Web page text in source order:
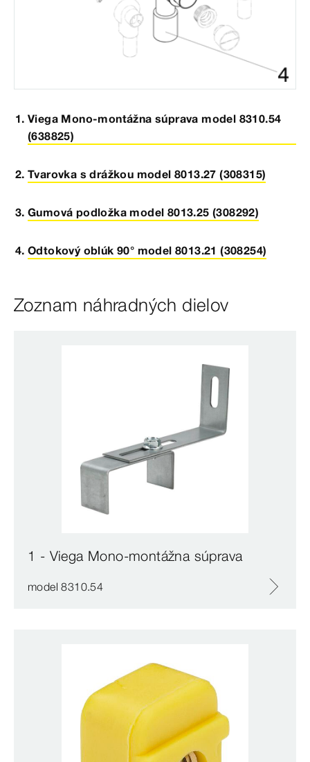
Viega Mono-montážna súprava model 8310.54
(638825)
Tvarovka s drážkou model 8013.27 (308315)
Gumová podložka model 8013.25 (308292)
Odtokový oblúk 90° model 8013.21 (308254)
Zoznam náhradných dielov
1 - Viega Mono-montážna súprava
model 8310.54